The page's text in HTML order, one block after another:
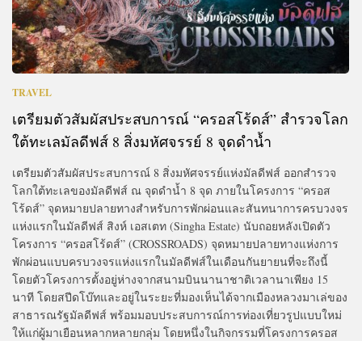
TRAVEL
เตรียมตัวสัมผัสประสบการณ์ “ครอสโร้ดส์” สำรวจโลก
ใต้ทะเลมัลดีฟส์ 8 สิ่งมหัศจรรย์ 8 จุดดำน้ำ
เตรียมตัวสัมผัสประสบการณ์ 8 สิ่งมหัศจรรย์แห่งมัลดีฟส์ ออกสำรวจ
โลกใต้ทะเลของมัลดีฟส์ ณ จุดดำน้ำ 8 จุด ภายในโครงการ “ครอส
โร้ดส์” จุดหมายปลายทางสำหรับการพักผ่อนและสันทนาการครบวงจร
แห่งแรกในมัลดีฟส์ สิงห์ เอสเตท (Singha Estate) นับถอยหลังเปิดตัว
โครงการ “ครอสโร้ดส์” (CROSSROADS) จุดหมายปลายทางแห่งการ
พักผ่อนแบบครบวงจรแห่งแรกในมัลดีฟส์ในเดือนกันยายนที่จะถึงนี้
โดยตัวโครงการตั้งอยู่ห่างจากสนามบินนานาชาติเวลานาเพียง 15
นาที โดยสปีดโบ๊ทและอยู่ในระยะที่มองเห็นได้จากเมืองหลวงมาเล่ของ
สาธารณรัฐมัลดีฟส์ พร้อมมอบประสบการณ์การท่องเที่ยวรูปแบบใหม่
ให้แก่ผู้มาเยือนหลากหลายกลุ่ม โดยหนึ่งในกิจกรรมที่โครงการครอส